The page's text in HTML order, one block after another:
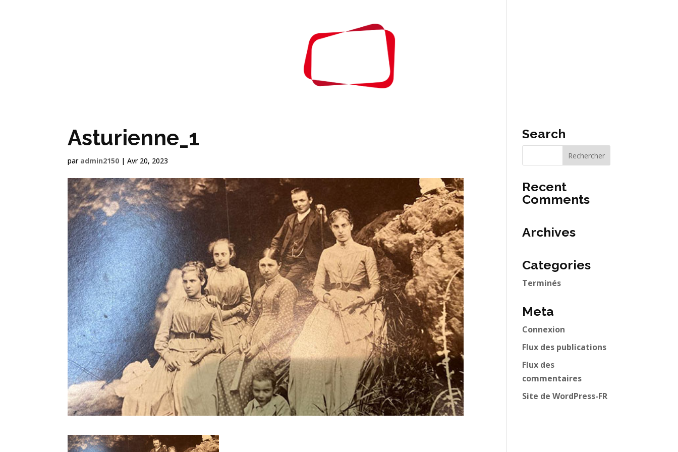
Asturienne_1
par admin2150 |Avr 20, 2023
Search
Recent
Comments
Archives
Categories
Terminés
Meta
Connexion
Flux des publications
Flux des
commentaires
Site de WordPress-FR